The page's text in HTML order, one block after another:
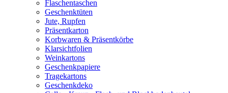
Flaschentaschen
Geschenktüten
Jute, Rupfen
Präsentkarton
Korbwaren & Präsentkörbe
Klarsichtfolien
Weinkartons
Geschenkpapiere
Tragekartons
Geschenkdeko